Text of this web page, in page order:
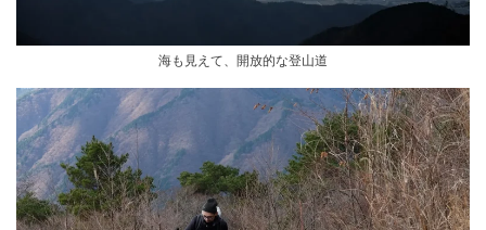
海も見えて、開放的な登山道